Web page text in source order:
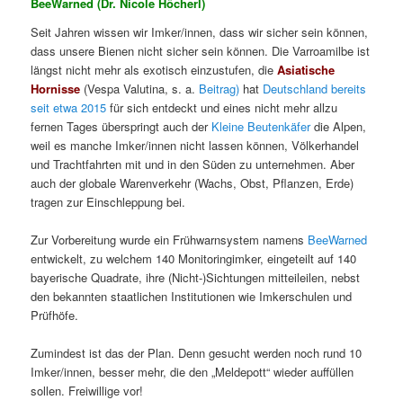
Seit Jahren wissen wir Imker/innen, dass wir sicher sein können,
dass unsere Bienen nicht sicher sein können. Die Varroamilbe ist
längst nicht mehr als exotisch einzustufen, dieAsiatische
Hornisse (Vespa Valutina, s. a. Beitrag) hat Deutschland bereits
seit etwa 2015 für sich entdeckt und eines nicht mehr allzu
fernen Tages überspringt auch der Kleine Beutenkäferdie Alpen,
weil es manche Imker/innen nicht lassen können, Völkerhandel
und Trachtfahrten mit und in den Süden zu unternehmen. Aber
auch der globale Warenverkehr (Wachs, Obst, Pflanzen, Erde)
tragen zur Einschleppung bei.
Zur Vorbereitung wurde ein Frühwarnsystem namens BeeWarned
entwickelt, zu welchem 140 Monitoringimker, eingeteilt auf 140
bayerische Quadrate, ihre (Nicht-)Sichtungen mitteileilen, nebst
den bekannten staatlichen Institutionen wie Imkerschulen und
Prüfhöfe.
Zumindest ist das der Plan. Denn gesucht werden noch rund 10
Imker/innen, besser mehr, die den „Meldepott“ wieder auffüllen
sollen. Freiwillige vor!